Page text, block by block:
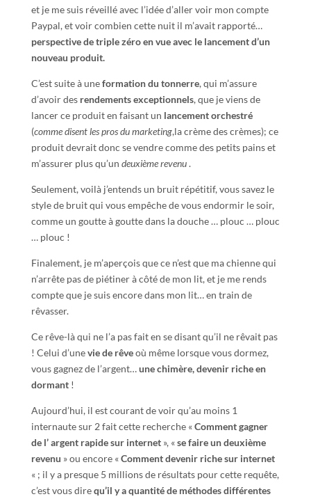
et je me suis réveillé avec l’idée d’aller voir mon compte
Paypal, et voir combien cette nuit il m’avait rapporté…
perspective de triple zéro en vue avec le lancement d’un
nouveau produit.
C’est suite à uneformation du tonnerre, qui m’assure
d’avoir des rendements exceptionnels, que je viens de
lancer ce produit en faisant un lancement orchestré
(comme disent les pros du marketing,la crème des crèmes); ce
produit devrait donc se vendre comme des petits pains et
m’assurer plus qu’un deuxième revenu.
Seulement, voilà j’entends un bruit répétitif, vous savez le
style de bruit qui vous empêche de vous endormir le soir,
comme un goutte à goutte dans la douche … plouc … plouc
… plouc !
Finalement, je m’aperçois que ce n’est que ma chienne qui
n’arrête pas de piétiner à côté de mon lit, et je me rends
compte que je suis encore dans mon lit… en train de
rêvasser.
Ce rêve-là qui ne l’a pas fait en se disant qu’il ne rêvait pas
! Celui d’unevie de rêveoù même lorsque vous dormez,
vous gagnez de l’argent…une chimère, devenir riche en
dormant!
Aujourd’hui, il est courant de voir qu’au moins 1
internaute sur 2 fait cette recherche «Comment gagner
de l’ argent rapide sur internet», «se faire un deuxième
revenu » ou encore «Comment devenir riche sur internet
« ; il y a presque 5 millions de résultats pour cette requête,
c’est vous direqu’il y a quantité de méthodesdifférentes